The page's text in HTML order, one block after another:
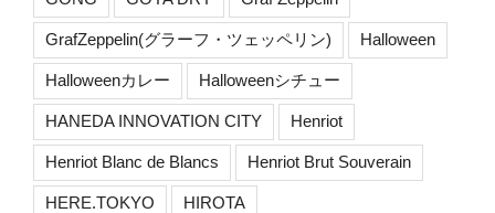
GrafZeppelin(グラーフ・ツェッペリン) Halloween
Halloweenカレー Halloweenシチュー
HANEDA INNOVATION CITY Henriot
Henriot Blanc de Blancs Henriot Brut Souverain
HERE.TOKYO HIROTA